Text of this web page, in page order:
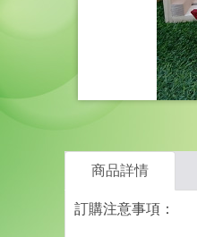
商品詳情
訂購注意事項：